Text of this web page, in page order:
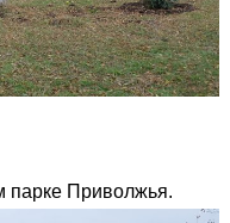
парке Приволжья.